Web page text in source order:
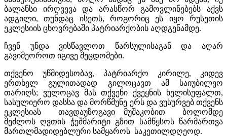
ბალანსი ირღვევა და არასწორ გამოვლინებებს აქვს
ადგილი, თუნდაც ისეთს, როგორიც ეს იყო რუსეთის
ეკლესიის ცხოვრებაში პატრიარქობის აღდგენამდე.
ჩვენ უნდა ვისწავლოთ წარსულისაგან და აღარ
გავიმეოროთ იგივე შეცდომები.
თქვენო უწმიდესობავ, პატრიარქო კირილე, კიდევ
ერთხელ გულითადად გილოცავთ ამ საიუბილეო
თარიღს; ვულოცავ მას თქვენი ქვეყნის ხელისუფალთ,
სასულიერო დასსა და მორწმუნე ერს და ვუსურვებ თქვენს
ეკლესიას თავდაუზოგავი მუშაკობით ბოლომდე
შეძლოს ღვთის ჭეშმარიტი გზით სამწყსოს წარმართვა
მართლმადიდებლური სამყაროს საკეთილდღეოდ.